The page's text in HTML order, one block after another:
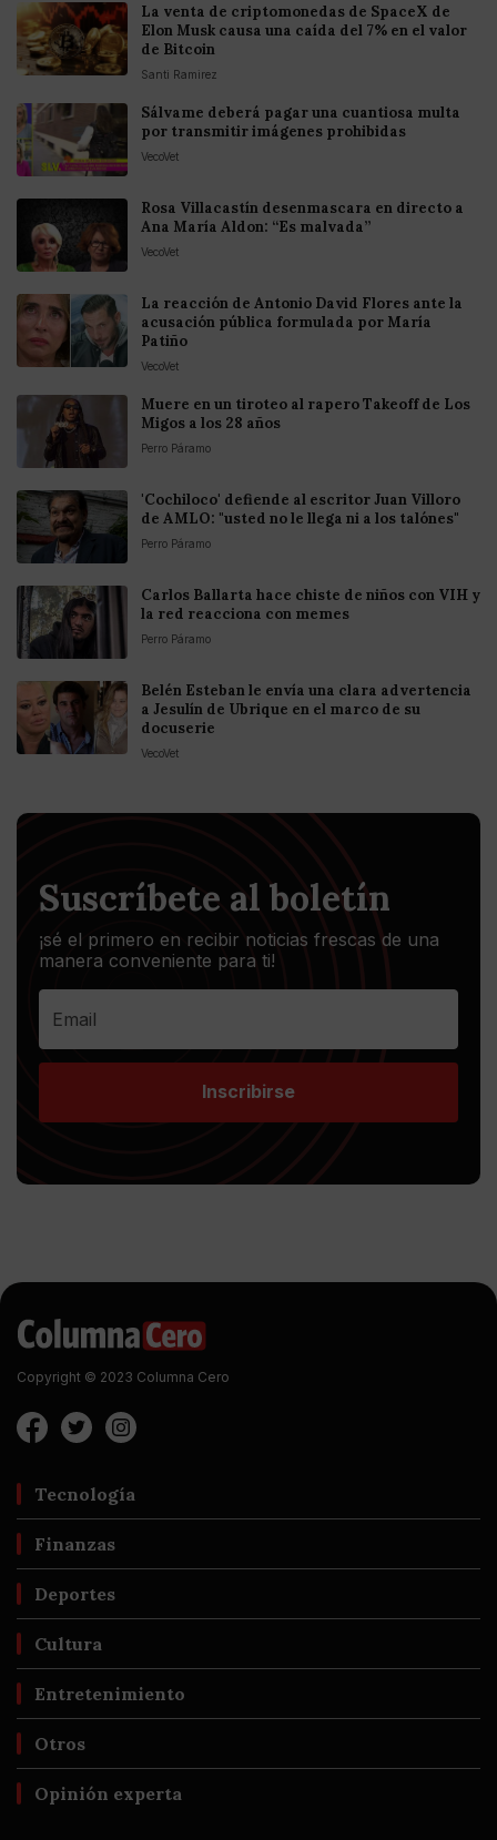
La venta de criptomonedas de SpaceX de
Elon Musk causa una caída del 7% en el valor
de Bitcoin
Santi Ramirez
Sálvame deberá pagar una cuantiosa multa
por transmitir imágenes prohibidas
VecoVet
Rosa Villacastín desenmascara en directo a
Ana María Aldon: “Es malvada”
VecoVet
La reacción de Antonio David Flores ante la
acusación pública formulada por María
Patiño
VecoVet
Muere en un tiroteo al rapero Takeoff de Los
Migos a los 28 años
Perro Páramo
'Cochiloco' defiende al escritor Juan Villoro
de AMLO: "usted no le llega ni a los talónes"
Perro Páramo
Carlos Ballarta hace chiste de niños con VIH y
la red reacciona con memes
Perro Páramo
Belén Esteban le envía una clara advertencia
a Jesulín de Ubrique en el marco de su
docuserie
VecoVet
Suscríbete al boletín
¡sé el primero en recibir noticias frescas de una
manera conveniente para ti!
Inscribirse
Copyright © 2023 Columna Cero
Tecnología
Finanzas
Deportes
Cultura
Entretenimiento
Otros
Opinión experta